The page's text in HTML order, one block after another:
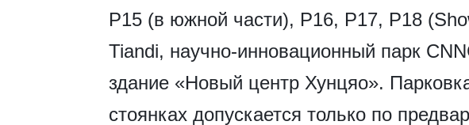
P15 (в южной части), P16, P17, P18
Tiandi, научно-инновационный парк
здание «Новый центр Хунцяо».
стоянках допускается только по